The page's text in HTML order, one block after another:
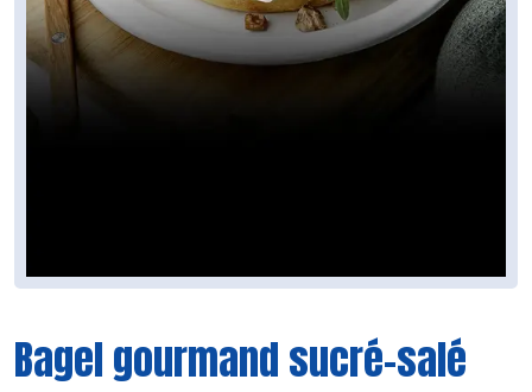
Bagel gourmand sucré-salé